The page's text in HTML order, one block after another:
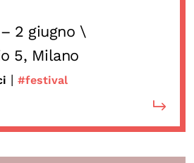
2 giugno \
5, Milano
| #festival